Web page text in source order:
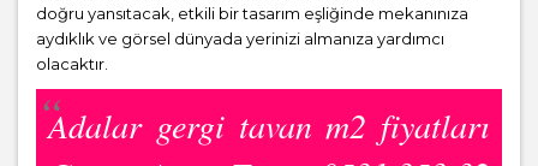
doğru yansıtacak, etkili bir tasarım eşliğinde mekanınıza
aydıklık ve görsel dünyada yerinizi almanıza yardımcı
olacaktır.
Adalar gergi tavan m2 fiyatları